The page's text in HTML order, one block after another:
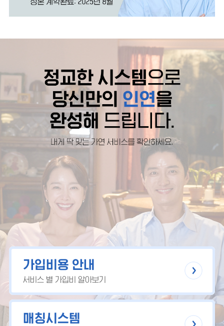
가입비용 안내
서비스 별 가입비 알아보기
매칭시스템